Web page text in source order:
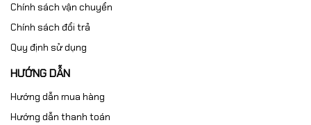
Chính sách vận chuyển
Chính sách đổi trả
Quy định sử dụng
HƯỚNG DẪN
Hướng dẫn mua hàng
Hướng dẫn thanh toán